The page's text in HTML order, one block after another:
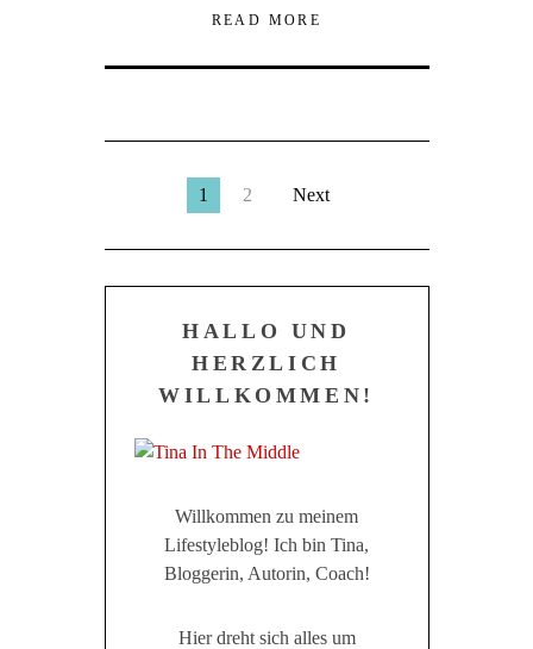
READ MORE
1 2 Next
HALLO UND
HERZLICH
WILLKOMMEN!
Willkommen zu meinem
Lifestyleblog! Ich bin Tina,
Bloggerin, Autorin, Coach!
Hier dreht sich alles um